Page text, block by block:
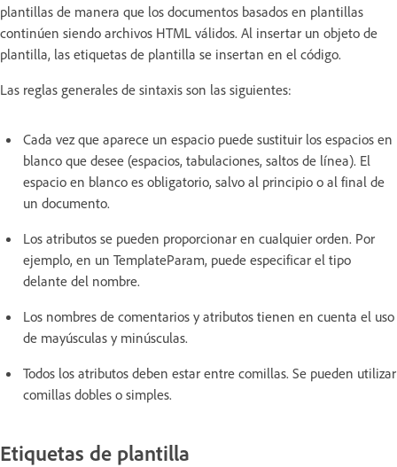
plantillas de manera que los documentos basados en plantillas
continúen siendo archivos HTML válidos. Al insertar un objeto de
plantilla, las etiquetas de plantilla se insertan en el código.
Las reglas generales de sintaxis son las siguientes:
Cada vez que aparece un espacio puede sustituir los espacios en
blanco que desee (espacios, tabulaciones, saltos de línea). El
espacio en blanco es obligatorio, salvo al principio o al final de
un documento.
Los atributos se pueden proporcionar en cualquier orden. Por
ejemplo, en un TemplateParam, puede especificar el tipo
delante del nombre.
Los nombres de comentarios y atributos tienen en cuenta el uso
de mayúsculas y minúsculas.
Todos los atributos deben estar entre comillas. Se pueden utilizar
comillas dobles o simples.
Etiquetas de plantilla